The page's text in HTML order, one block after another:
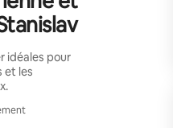
idéales pour
et les